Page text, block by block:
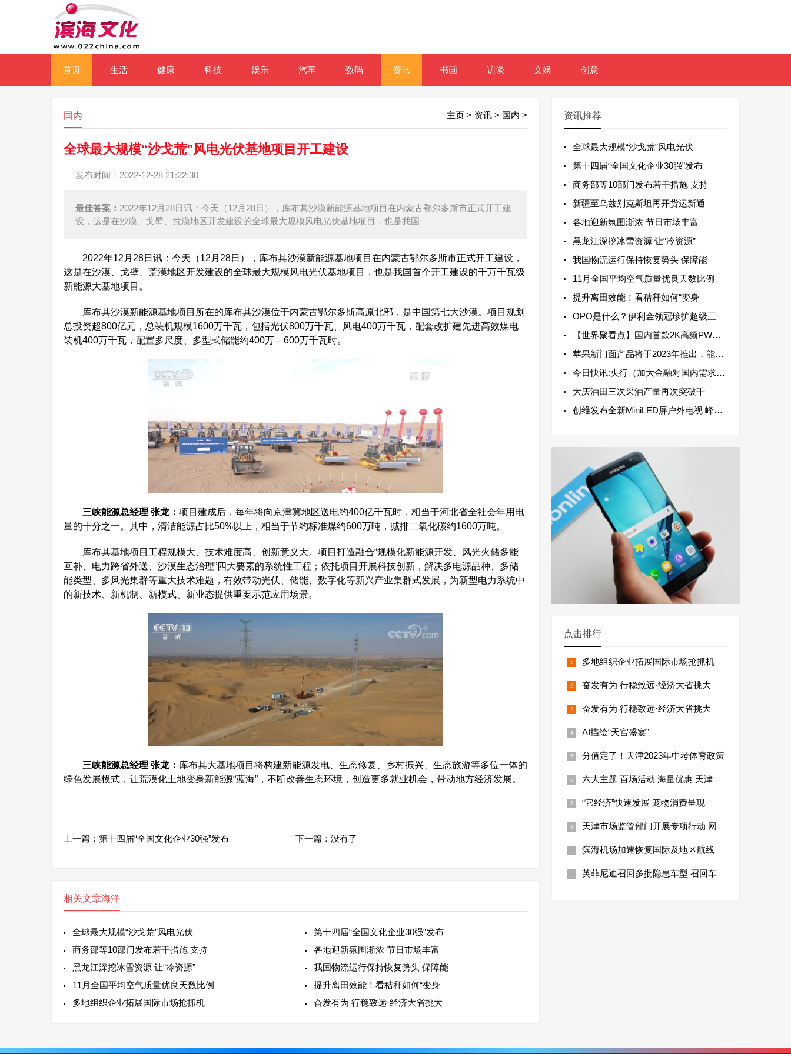
首页 生活 健康 科技 娱乐 汽车 数码 资讯 书画 访谈 文娱 创意
主页 > 资讯 > 国内 >
国内
全球最大规模“沙戈荒”风电光伏基地项目开工建设
发布时间：2022-12-28 21:22:30
最佳答案： 2022年12月28日讯：今天（12月28日），库布其沙漠新能源基地项目在内蒙古鄂尔多斯市正式开工建
设，这是在沙漠、戈壁、荒漠地区开发建设的全球最大规模风电光伏基地项目，也是我国
2022年12月28日讯：今天（12月28日），库布其沙漠新能源基地项目在内蒙古鄂尔多斯市正式开工建设，
这是在沙漠、戈壁、荒漠地区开发建设的全球最大规模风电光伏基地项目，也是我国首个开工建设的千万千瓦级
新能源大基地项目。
库布其沙漠新能源基地项目所在的库布其沙漠位于内蒙古鄂尔多斯高原北部，是中国第七大沙漠。项目规划
总投资超800亿元，总装机规模1600万千瓦，包括光伏800万千瓦、风电400万千瓦，配套改扩建先进高效煤电
装机400万千瓦，配置多尺度、多型式储能约400万—600万千瓦时。
三峡能源总经理 张龙： 项目建成后，每年将向京津冀地区送电约400亿千瓦时，相当于河北省全社会年用电
量的十分之一。其中，清洁能源占比50%以上，相当于节约标准煤约600万吨，减排二氧化碳约1600万吨。
库布其基地项目工程规模大、技术难度高、创新意义大。项目打造融合“规模化新能源开发、风光火储多能
互补、电力跨省外送、沙漠生态治理”四大要素的系统性工程；依托项目开展科技创新，解决多电源品种、多储
能类型、多风光集群等重大技术难题，有效带动光伏、储能、数字化等新兴产业集群式发展，为新型电力系统中
的新技术、新机制、新模式、新业态提供重要示范应用场景。
三峡能源总经理 张龙： 库布其大基地项目将构建新能源发电、生态修复、乡村振兴、生态旅游等多位一体的
绿色发展模式，让荒漠化土地变身新能源“蓝海”，不断改善生态环境，创造更多就业机会，带动地方经济发展。
上一篇： 第十四届“全国文化企业30强”发布 下一篇：没有了
相关文章海洋
全球最大规模“沙戈荒”风电光伏
第十四届“全国文化企业30强”发布
商务部等10部门发布若干措施 支持
各地迎新氛围渐浓 节日市场丰富
黑龙江深挖冰雪资源 让“冷资源”
我国物流运行保持恢复势头 保障能
11月全国平均空气质量优良天数比例
提升离田效能！看秸秆如何“变身
多地组织企业拓展国际市场抢抓机
奋发有为 行稳致远·经济大省挑大
资讯推荐
全球最大规模“沙戈荒”风电光伏
第十四届“全国文化企业30强”发布
商务部等10部门发布若干措施 支持
新疆至乌兹别克斯坦再开货运新通
各地迎新氛围渐浓 节日市场丰富
黑龙江深挖冰雪资源 让“冷资源”
我国物流运行保持恢复势头 保障能
11月全国平均空气质量优良天数比例
提升离田效能！看秸秆如何“变身
OPO是什么？伊利金领冠珍护超级三
【世界聚看点】国内首款2K高频PWM柔性屏在武汉量产下线
苹果新门面产品将于2023年推出，能击败Meta Oculus2和索尼Oculus2以及索尼PlayStation VR
今日快讯:央行（加大金融对国内需求和供给体系支持力度）
大庆油田三次采油产量再次突破千
创维发布全新MiniLED屏户外电视 峰值亮度可达3000尼特
点击排行
多地组织企业拓展国际市场抢抓机
奋发有为 行稳致远·经济大省挑大
奋发有为 行稳致远·经济大省挑大
AI描绘“天宫盛宴”
分值定了！天津2023年中考体育政策
六大主题 百场活动 海量优惠 天津
“它经济”快速发展 宠物消费呈现
天津市场监管部门开展专项行动 网
滨海机场加速恢复国际及地区航线
英菲尼迪召回多批隐患车型 召回车